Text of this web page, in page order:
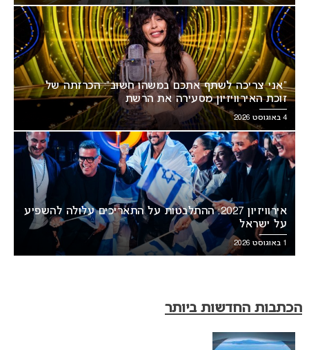
“אני צריכה לשתף אתכם במשהו חשוב”: הכרזתה של
זוכת האירוויזיון מסעירה את הרשת
4 באוגוסט 2026
אירוויזיון 2027: ההתלבטות על התאריכים עלולה להשפיע
על ישראל
הכתבות החדשות ביותר